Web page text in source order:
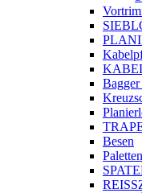
Bagger
Besen